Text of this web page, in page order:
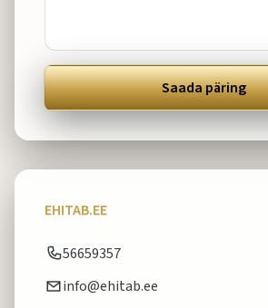
Saada päring
EHITAB.EE
56659357
info@ehitab.ee